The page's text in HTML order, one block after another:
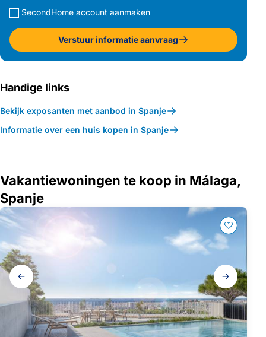
SecondHome account aanmaken
Verstuur informatie aanvraag
Handige links
Bekijk exposanten met aanbod in Spanje
Informatie over een huis kopen in Spanje
Vakantiewoningen te koop in Málaga,
Spanje
Galerij
navigatie